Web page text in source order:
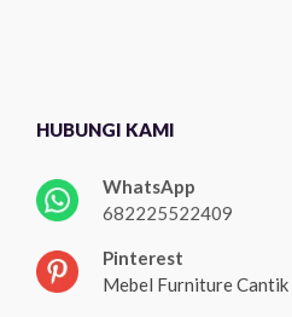
HUBUNGI KAMI
WhatsApp
682225522409
Pinterest
Mebel Furniture Cantik